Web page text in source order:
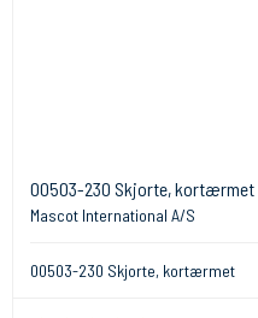
00503-230 Skjorte, kortærmet
Mascot International A/S
00503-230 Skjorte, kortærmet